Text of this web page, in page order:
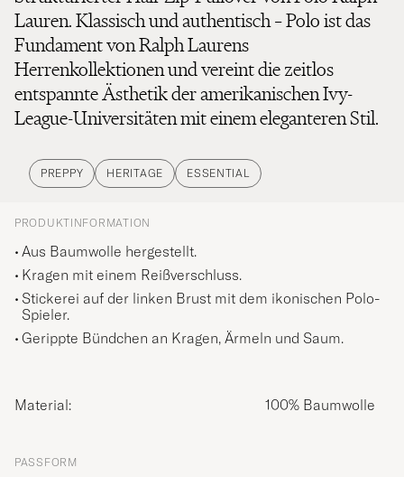
Lauren. Klassisch und authentisch – Polo ist das
Fundament von Ralph Laurens
Herrenkollektionen und vereint die zeitlos
entspannte Ästhetik der amerikanischen Ivy-
League-Universitäten mit einem eleganteren Stil.
PREPPY HERITAGE ESSENTIAL
PRODUKTINFORMATION
Aus Baumwolle hergestellt.
Kragen mit einem Reißverschluss.
Stickerei auf der linken Brust mit dem ikonischen Polo-
Spieler.
Gerippte Bündchen an Kragen, Ärmeln und Saum.
Material: 100% Baumwolle
PASSFORM